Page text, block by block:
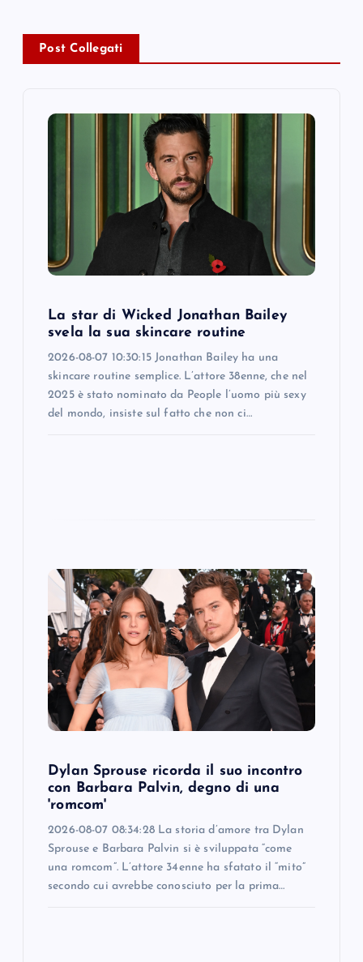
v
Post Collegati
La star di Wicked Jonathan Bailey
svela la sua skincare routine
2026-08-07 10:30:15 Jonathan Bailey ha una
skincare routine semplice. L’attore 38enne, che nel
2025 è stato nominato da People l’uomo più sexy
del mondo, insiste sul fatto che non ci…
Dylan Sprouse ricorda il suo incontro
con Barbara Palvin, degno di una
'romcom'
2026-08-07 08:34:28 La storia d’amore tra Dylan
Sprouse e Barbara Palvin si è sviluppata “come
una romcom”. L’attore 34enne ha sfatato il “mito”
secondo cui avrebbe conosciuto per la prima…